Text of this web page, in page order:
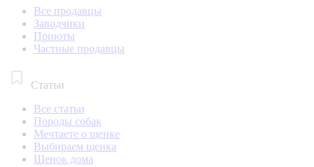
Все продавцы
Заводчики
Приюты
Частные продавцы
Статьи
Все статьи
Породы собак
Мечтаете о щенке
Выбираем щенка
Щенок дома